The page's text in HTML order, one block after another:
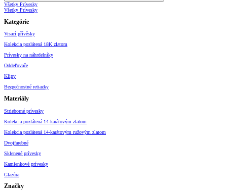
Všetky Prívesky
Všetky Prívesky
Kategórie
Visací přívěsky
Kolekcia pozlátená 18K zlatom
Prívesky na náhrdelníky
Oddeľovače
Klipy
Bezpečnostné retiazky
Materiály
Strieborné prívesky
Kolekcia pozlátená 14-karátovým zlatom
Kolekcia pozlátená 14-karátovým ružovým zlatom
Dvojfarebné
Sklenené prívesky
Kamienkové prívesky
Glazúra
Značky